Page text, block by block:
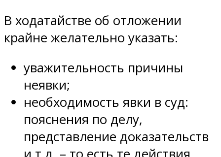
В ходатайстве об отложении
крайне желательно указать:
уважительность причины
неявки;
необходимость явки в суд:
пояснения по делу,
представление доказательств